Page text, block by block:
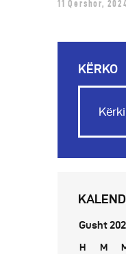
11 Qershor,
KËRKO
Gusht
H M